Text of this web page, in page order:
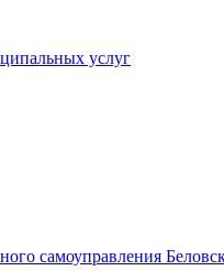
услуг
самоуправления